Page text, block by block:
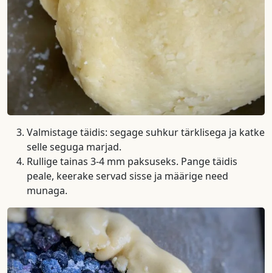
Valmistage täidis: segage suhkur tärklisega ja katke
selle seguga marjad.
Rullige tainas 3-4 mm paksuseks. Pange täidis
peale, keerake servad sisse ja määrige need
munaga.